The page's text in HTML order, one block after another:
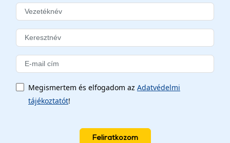
Megismertem és elfogadom az Adatvédelmi
tájékoztatót!
Feliratkozom